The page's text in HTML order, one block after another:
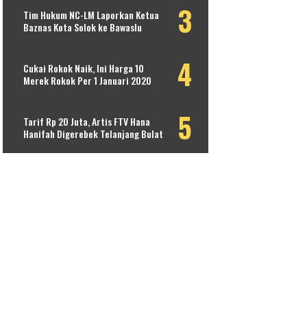
Tim Hukum NC-LM Laporkan Ketua
Baznas Kota Solok ke Bawaslu
Cukai Rokok Naik, Ini Harga 10
Merek Rokok Per 1 Januari 2020
Tarif Rp 20 Juta, Artis FTV Hana
Hanifah Digerebek Telanjang Bulat